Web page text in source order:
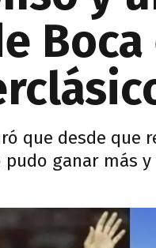
que desde
ganar más